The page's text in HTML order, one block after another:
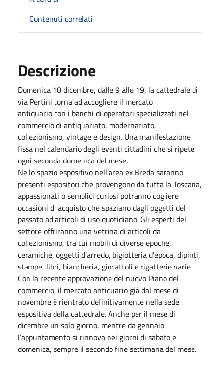
Contenuti correlati
Descrizione
Domenica 10 dicembre, dalle 9 alle 19, la cattedrale di
via Pertini torna ad accogliere il mercato
antiquario con i banchi di operatori specializzati nel
commercio di antiquariato, modernariato,
collezionismo, vintage e design. Una manifestazione
fissa nel calendario degli eventi cittadini che si ripete
ogni seconda domenica del mese.
Nello spazio espositivo nell’area ex Breda saranno
presenti espositori che provengono da tutta la Toscana,
appassionati o semplici curiosi potranno cogliere
occasioni di acquisto che spaziano dagli oggetti del
passato ad articoli di uso quotidiano. Gli esperti del
settore offriranno una vetrina di articoli da
collezionismo, tra cui mobili di diverse epoche,
ceramiche, oggetti d'arredo, bigiotteria d’epoca, dipinti,
stampe, libri, biancheria, giocattoli e rigatterie varie.
Con la recente approvazione del nuovo Piano del
commercio, il mercato antiquario già dal mese di
novembre è rientrato definitivamente nella sede
espositiva della cattedrale. Anche per il mese di
dicembre un solo giorno, mentre da gennaio
l’appuntamento si rinnova nei giorni di sabato e
domenica, sempre il secondo fine settimana del mese.